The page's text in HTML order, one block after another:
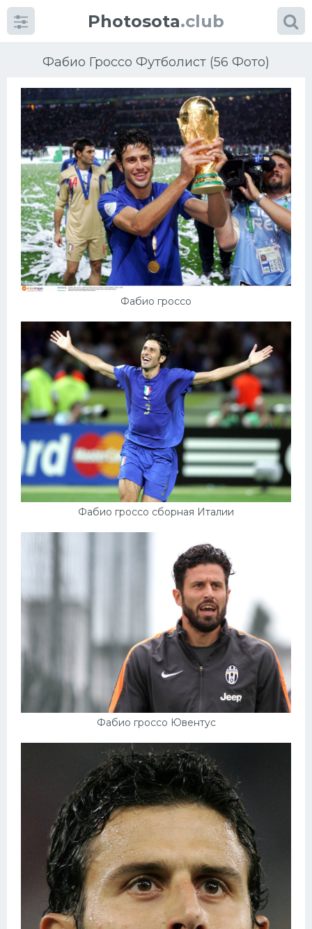
Photosota.club
Фабио Гроссо Футболист (56 Фото)
Фабио гроссо
Фабио гроссо сборная Италии
Фабио гроссо Ювентус
Категории Фото
Еще картинки...
Футбол
Баскетбол
Хоккей
Конькобежный спорт
Тренажеры
Интерьер квартиры